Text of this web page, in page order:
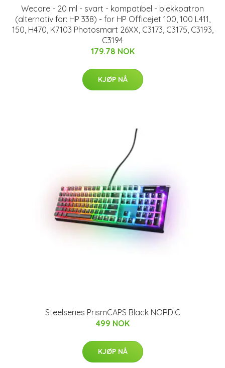
Wecare - 20 ml - svart - kompatibel - blekkpatron
(alternativ for: HP 338) - for HP Officejet 100, 100 L411,
150, H470, K7103 Photosmart 26XX, C3173, C3175, C3193,
C3194
179.78 NOK
KJØP NÅ
Steelseries PrismCAPS Black NORDIC
499 NOK
KJØP NÅ